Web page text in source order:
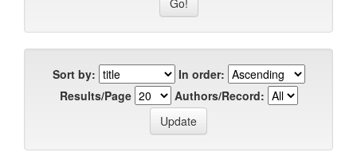
Sort by:
In order:
Results/Page
Authors/Record: